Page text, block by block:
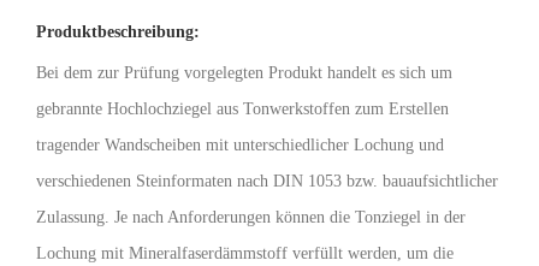
Produktbeschreibung:
Bei dem zur Prüfung vorgelegten Produkt handelt es sich um
gebrannte Hochlochziegel aus Tonwerkstoffen zum Erstellen
tragender Wandscheiben mit unterschiedlicher Lochung und
verschiedenen Steinformaten nach DIN 1053 bzw. bauaufsichtlicher
Zulassung. Je nach Anforderungen können die Tonziegel in der
Lochung mit Mineralfaserdämmstoff verfüllt werden, um die